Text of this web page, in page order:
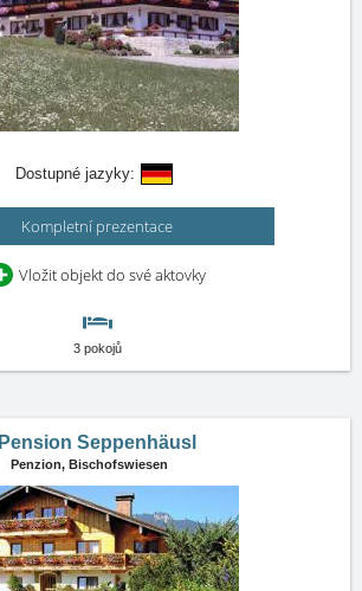
Dostupné jazyky:
Kompletní prezentace
Vložit objekt do své aktovky
3 pokojů
Pension Seppenhäusl
Penzion, Bischofswiesen